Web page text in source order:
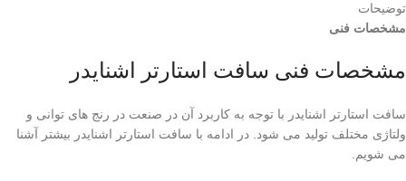
توضیحات
مشخصات فنی
مشخصات فنی سافت استارتر اشنایدر
سافت استارتر اشنایدر با توجه به کاربرد آن در صنعت در رنج های توانی و
ولتاژی مختلف تولید می شود. در ادامه با سافت استارتر اشنایدر بیشتر آشنا
می شویم.